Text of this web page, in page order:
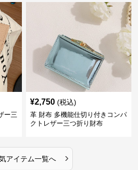
ー三
¥2,750 (税込)
革 財布 多機能仕切り付きコンパ
クトレザー三つ折り財布
アイテム一覧へ ›